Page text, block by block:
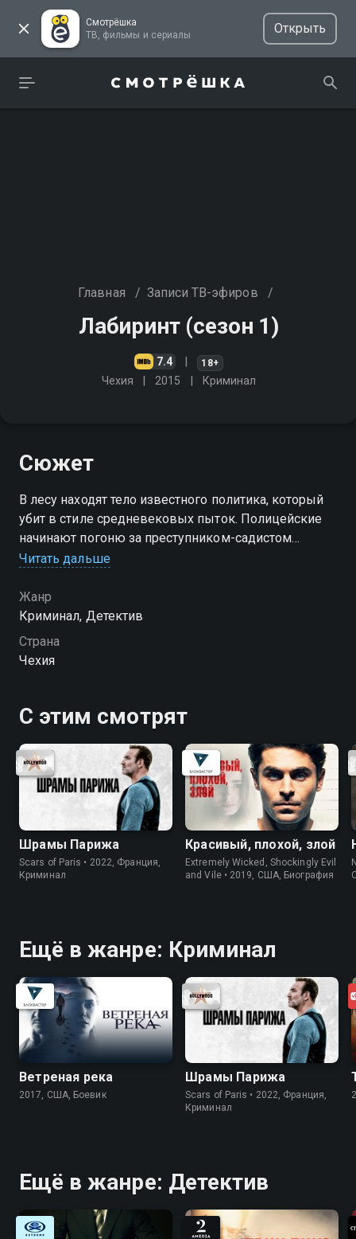
Смотрёшка
ТВ, фильмы и сериалы
Открыть
Главная / Записи ТВ-эфиров /
Лабиринт (сезон 1)
7.4 18+
Чехия 2015 Криминал
Сюжет
В лесу находят тело известного политика, который
убит в стиле средневековых пыток. Полицейские
начинают погоню за преступником-садистом
можете совершенно бесплатно в хорошем HD
качестве на Смотрёшке
Читать дальше
Жанр
Криминал, Детектив
Страна
Чехия
С этим смотрят
Шрамы Парижа
Scars of Paris • 2022, Франция,
Криминал
Красивый, плохой, злой
Extremely Wicked, Shockingly Evil
and Vile • 2019, США, Биография
Ещё в жанре: Криминал
Ветреная река
2017, США, Боевик
Шрамы Парижа
Scars of Paris • 2022, Франция,
Криминал
Ещё в жанре: Детектив